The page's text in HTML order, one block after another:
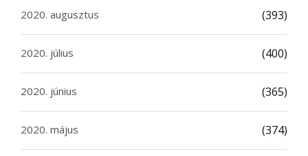
2020. augusztus (393)
2020. július (400)
2020. június (365)
2020. május (374)